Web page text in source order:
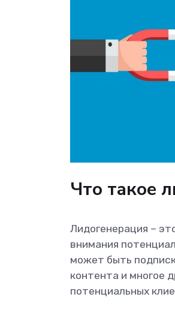
Что такое
Лидогенерация –
внимания
может быть
контента и многое
потенциальных